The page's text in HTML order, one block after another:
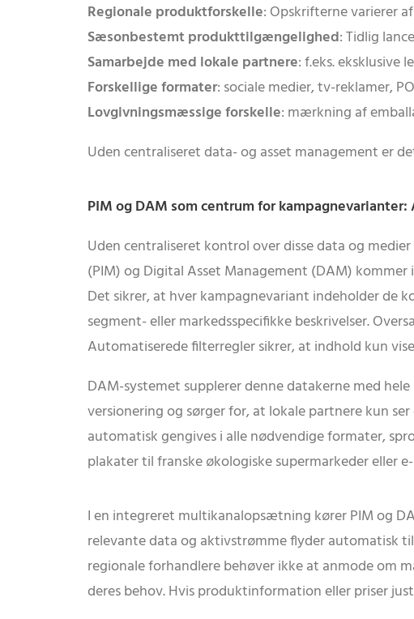
Regionale produktforskelle: Opskrifterne varierer
Sæsonbestemt produkttilgængelighed: Tidlig
Samarbejde med lokale partnere: f.eks. eksklusive
Forskellige formater: sociale medier, tv-reklamer,
Lovgivningsmæssige forskelle: mærkning af
Uden centraliseret data- og asset management er
PIM og DAM som centrum for
Uden centraliseret kontrol over disse data og
(PIM) og Digital Asset Management (DAM)
Det sikrer, at hver kampagnevariant indeholder de
segment- eller markedsspecifikke beskrivelser.
Automatiserede filterregler sikrer, at indhold kun
DAM-systemet supplerer denne datakerne med
versionering og sørger for, at lokale partnere kun
automatisk gengives i alle nødvendige formater,
plakater til franske økologiske supermarkeder eller
I en integreret multikanalopsætning kører PIM og
relevante data og aktivstrømme flyder automatisk
regionale forhandlere behøver ikke at anmode om
deres behov. Hvis produktinformation eller priser